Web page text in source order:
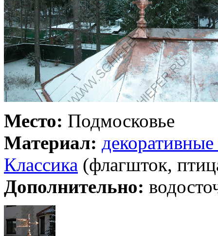
Место: Подмосковье
Материал:
Классика (флагшток,
Дополнительно: